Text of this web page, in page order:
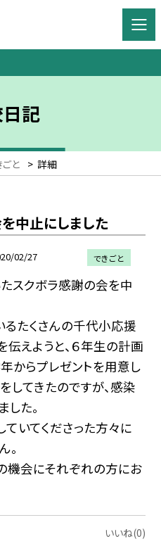
記
ごと > 詳細
中止にしました
02/27 できごと
スクボラ感謝の会を中
たくさんの千代小応援
えようと、６年生の計画
からプレゼントを用意し
してきたのですが、感染
た。
いてくださった方々に
。
機会にそれぞれの方にお
いいね(0)